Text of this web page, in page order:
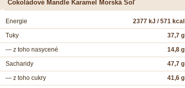
Čokoládové Mandle Karamel Morská Soľ
Energie
2377 kJ / 571 kcal
Tuky
37,7 g
— z toho nasycené
14,8 g
Sacharidy
47,7 g
— z toho cukry
41,6 g